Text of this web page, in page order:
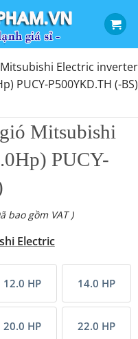
Electric inverter
PUCY-P500YKD.TH (-BS)
Mitsubishi
PUCY-
bao gồm VAT )
Electric
12.0 HP 14.0 HP
20.0 HP 22.0 HP